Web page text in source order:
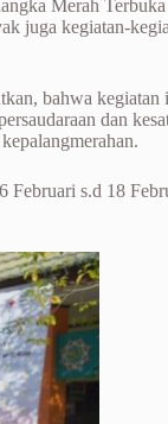
Merah
juga kegiatan-
bahwa
dan
s.d 18